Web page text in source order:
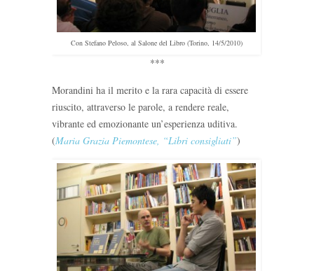
Con Stefano Peloso, al Salone del Libro (Torino, 14/5/2010)
***
Morandini ha il merito e la rara capacità di essere
riuscito, attraverso le parole, a rendere reale,
vibrante ed emozionante un’esperienza uditiva.
(Maria Grazia Piemontese, “Libri consigliati”)